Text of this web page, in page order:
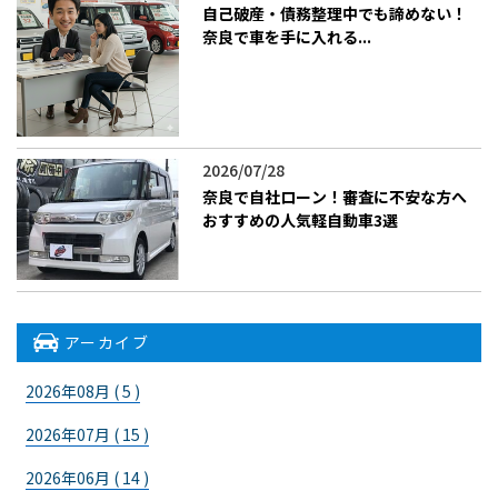
自己破産・債務整理中でも諦めない！
奈良で車を手に入れる...
2026/07/28
奈良で自社ローン！審査に不安な方へ
おすすめの人気軽自動車3選
アーカイブ
2026年08月 ( 5 )
2026年07月 ( 15 )
2026年06月 ( 14 )